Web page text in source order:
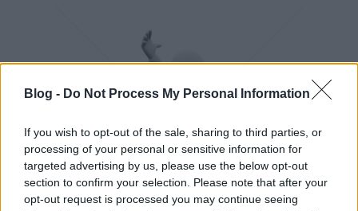
Blog - Do Not Process My Personal Information
If you wish to opt-out of the sale, sharing to third parties, or
processing of your personal or sensitive information for
targeted advertising by us, please use the below opt-out
section to confirm your selection. Please note that after your
opt-out request is processed you may continue seeing